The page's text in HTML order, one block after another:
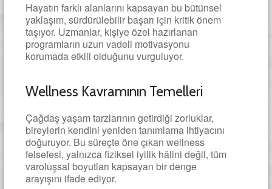
Hayatın farklı alanlarını kapsayan bu bütünsel
yaklaşım, sürdürülebilir başarı için kritik önem
taşıyor. Uzmanlar, kişiye özel hazırlanan
programların uzun vadeli motivasyonu
korumada etkili olduğunu vurguluyor.
Wellness Kavramının Temelleri
Çağdaş yaşam tarzlarının getirdiği zorluklar,
bireylerin kendini yeniden tanımlama ihtiyacını
doğuruyor. Bu süreçte öne çıkan wellness
felsefesi, yalnızca fiziksel iyilik hâlini değil, tüm
varoluşsal boyutları kapsayan bir denge
arayışını ifade ediyor.